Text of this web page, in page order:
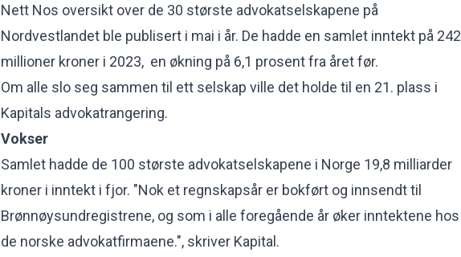
Nett Nos oversikt over de 30 største advokatselskapene på
Nordvestlandet ble publisert i mai i år. De hadde en samlet inntekt på 242
millioner kroner i 2023, en økning på 6,1 prosent fra året før.
Om alle slo seg sammen til ett selskap ville det holde til en 21. plass i
Kapitals advokatrangering.
Vokser
Samlet hadde de 100 største advokatselskapene i Norge 19,8 milliarder
kroner i inntekt i fjor. "Nok et regnskapsår er bokført og innsendt til
Brønnøysundregistrene, og som i alle foregående år øker inntektene hos
de norske advokatfirmaene.", skriver Kapital.